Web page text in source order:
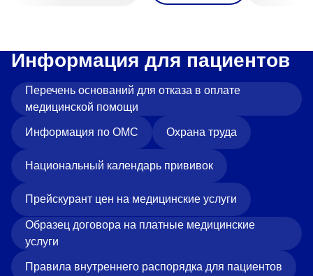
Информация для пациентов
Перечень оснований для отказа в оплате
медицинской помощи
Информация по ОМС Охрана труда
Национальный календарь прививок
Прейскурант цен на медицинские услуги
Образец договора на платные медицинские
услуги
Правила внутреннего распорядка для пациентов